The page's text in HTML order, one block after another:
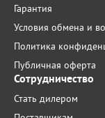
Гарантия
Условия обмена и
Политика
Публичная оферта
Сотрудничество
Стать дилером